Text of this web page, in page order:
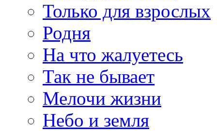
Только для взрослых
Родня
На что жалуетесь
Так не бывает
Мелочи жизни
Небо и земля